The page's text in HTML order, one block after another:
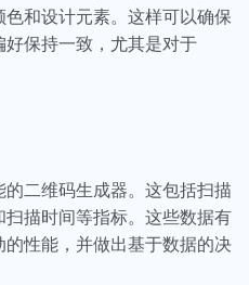
和设计元素。这样可以确保
保持一致，尤其是对于
二维码生成器。这包括扫描
描时间等指标。这些数据有
性能，并做出基于数据的决